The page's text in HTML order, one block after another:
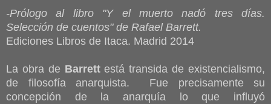
-Prólogo al libro "Y el muerto nadó tres días.
Selección de cuentos" de Rafael Barrett.
Ediciones Libros de Itaca. Madrid 2014
La obra de Barrettestá transida de existencialismo,
de filosofía anarquista. Fue precisamente su
concepción de la anarquía lo que influyó